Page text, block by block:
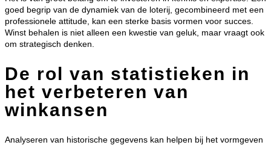
goed begrip van de dynamiek van de loterij, gecombineerd met een
professionele attitude, kan een sterke basis vormen voor succes.
Winst behalen is niet alleen een kwestie van geluk, maar vraagt ook
om strategisch denken.
De rol van statistieken in
het verbeteren van
winkansen
Analyseren van historische gegevens kan helpen bij het vormgeven